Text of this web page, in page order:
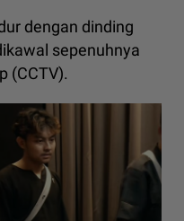
dengan dinding
sepenuhnya
(CCTV).